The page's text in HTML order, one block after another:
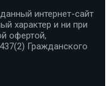
интернет-сайт
характер и ни при
офертой,
Гражданского